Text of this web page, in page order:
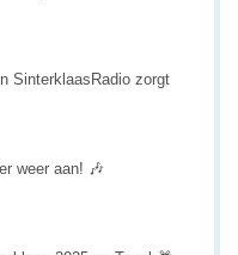
SinterklaasRadio zorgt
weer aan! 🎶